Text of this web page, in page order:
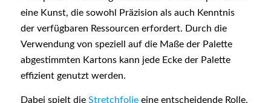
eine Kunst, die sowohl Präzision als auch Kenntnis
der verfügbaren Ressourcen erfordert. Durch die
Verwendung von speziell auf die Maße der Palette
abgestimmten Kartons kann jede Ecke der Palette
effizient genutzt werden.
Dabei spielt die Stretchfolieeine entscheidende Rolle,